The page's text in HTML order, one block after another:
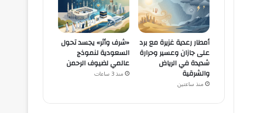
أمطار رعدية غزيرة مع برد
على جازان وعسير وحرارة
شديدة في الرياض
والشرقية
منذ ساعتين
«شرف وأثر» يجسد تحول
السعودية لنموذج
عالمي لضيوف الرحمن
منذ 3 ساعات